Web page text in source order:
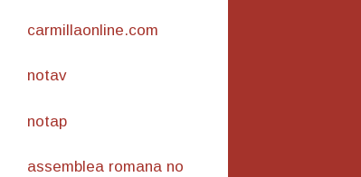
carmillaonline.com
notav
notap
assemblea romana no